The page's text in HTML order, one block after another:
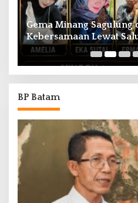
Gema Minang Sagulung
Kebersamaan Lewat
BP Batam